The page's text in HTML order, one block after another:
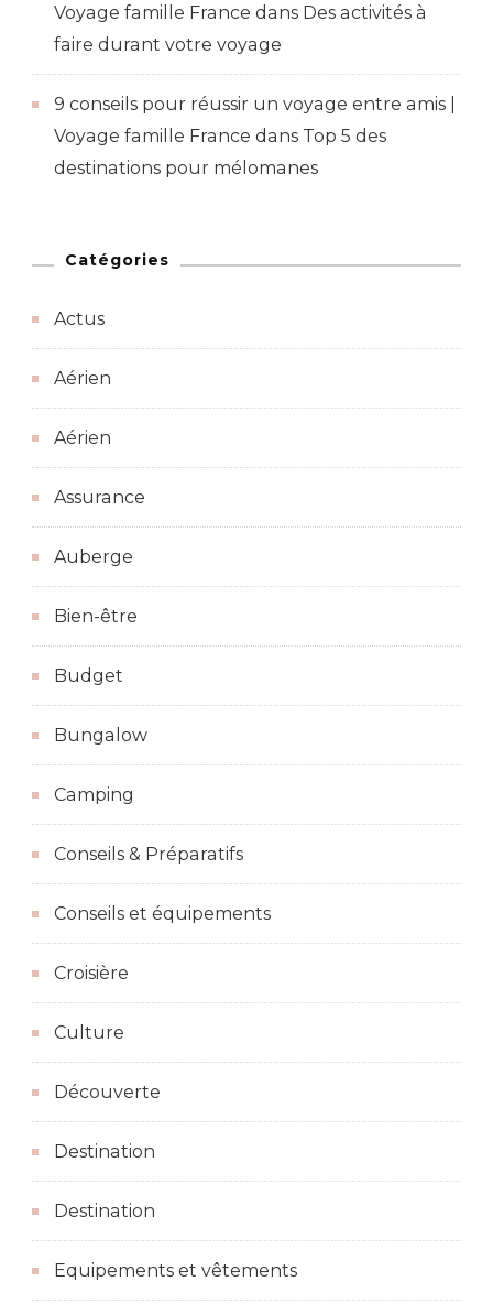
Voyage famille France dans Des activités à
faire durant votre voyage
9 conseils pour réussir un voyage entre amis |
Voyage famille France dans Top 5 des
destinations pour mélomanes
Catégories
Actus
Aérien
Aérien
Assurance
Auberge
Bien-être
Budget
Bungalow
Camping
Conseils & Préparatifs
Conseils et équipements
Croisière
Culture
Découverte
Destination
Destination
Equipements et vêtements